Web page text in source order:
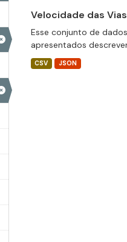
Velocidade das
Esse conjunto de
apresentados
CSV JSON